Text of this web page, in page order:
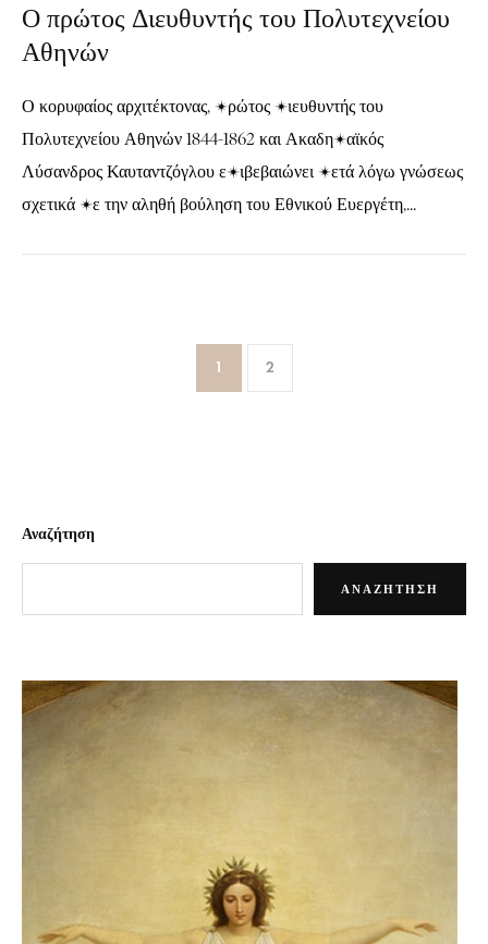
Ο πρώτος Διευθυντής του Πολυτεχνείου
Αθηνών
Ο κορυφαίος αρχιτέκτονας, πρώτος Διευθυντής του
Πολυτεχνείου Αθηνών 1844-1862 και Ακαδημαϊκός
Λύσανδρος Καυταντζόγλου επιβεβαιώνει μετά λόγω γνώσεως
σχετικά με την αληθή βούληση του Εθνικού Ευεργέτη,...
1 2
Αναζήτηση
ΑΝΑΖΉΤΗΣΗ